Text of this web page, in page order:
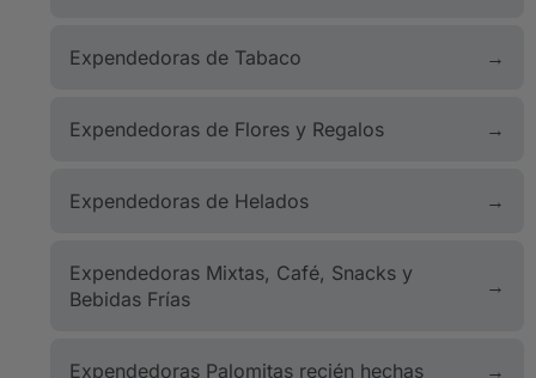
Expendedoras de Tabaco
Expendedoras de Flores y Regalos
Expendedoras de Helados
Expendedoras Mixtas, Café, Snacks y
Bebidas Frías
Expendedoras Palomitas recién hechas